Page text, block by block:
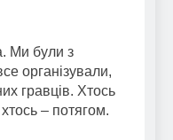
Ми були з
організували,
гравців. Хтось
– потягом.